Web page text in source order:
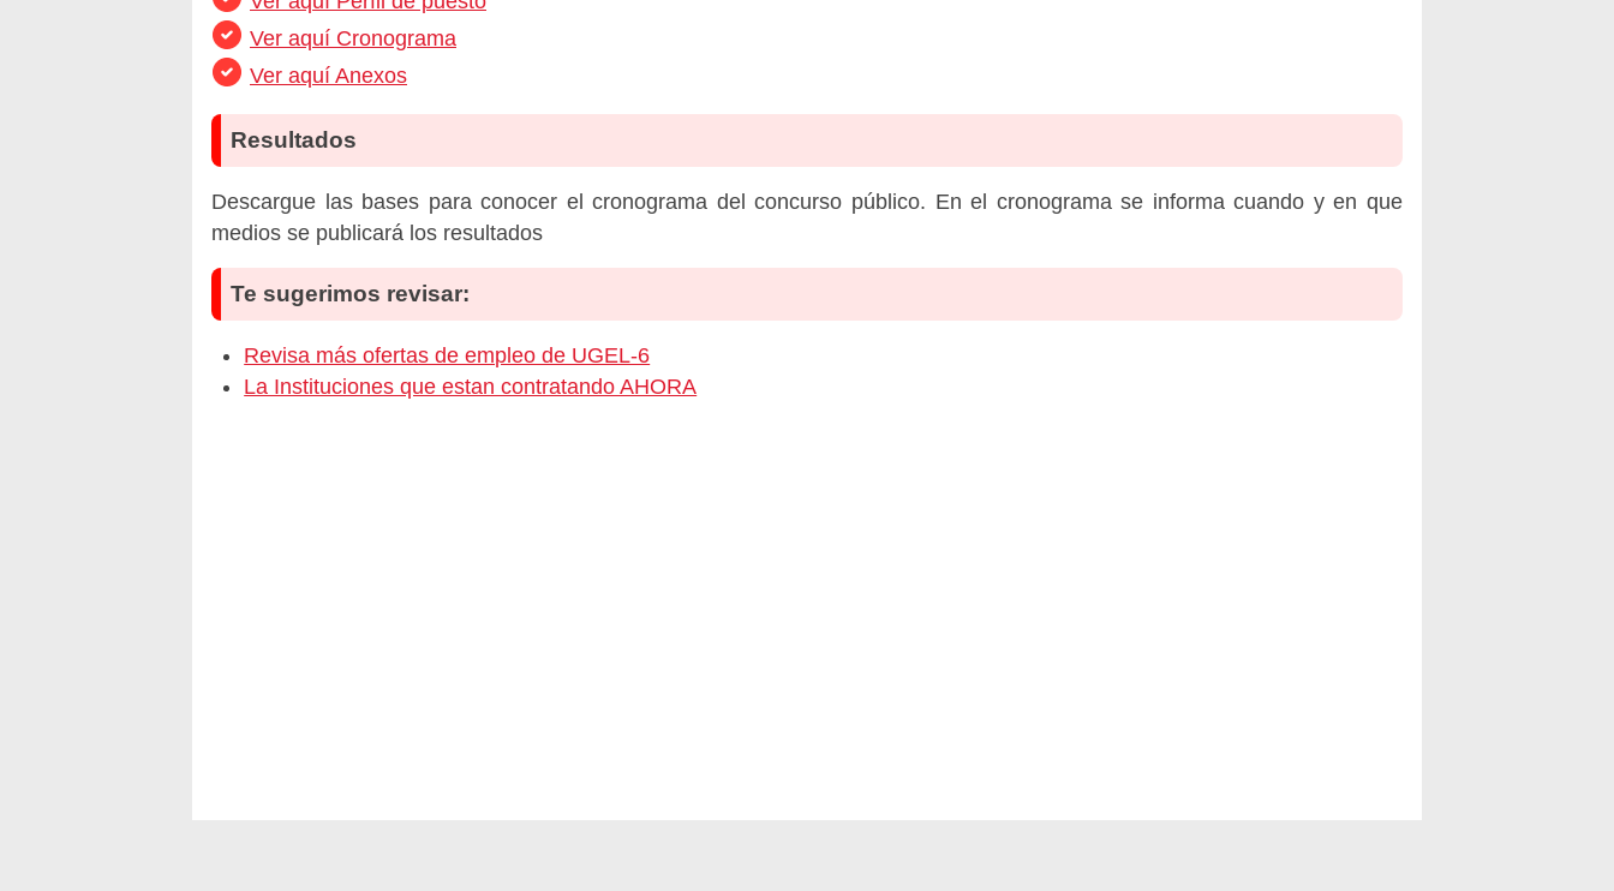
Ver aquí Cronograma
Ver aquí Anexos
Resultados
Descargue las bases para conocer el cronograma del concurso público. En el cronograma se informa cuando y en que
medios se publicará los resultados
Te sugerimos revisar:
Revisa más ofertas de empleo de UGEL-6
La Instituciones que estan contratando AHORA